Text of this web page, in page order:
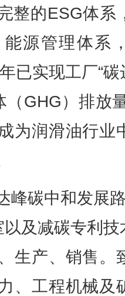
整的ESG体系
源管理体系
已实现工厂“
（GHG）排放
为润滑油行业
峰碳中和发展
及减碳专利
生产、销售。
、工程机械及